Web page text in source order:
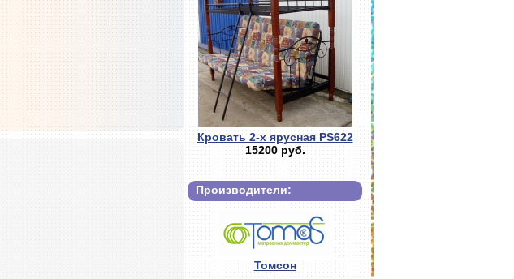
Кровать 2-х ярусная PS622
15200 руб.
Производители:
Томсон